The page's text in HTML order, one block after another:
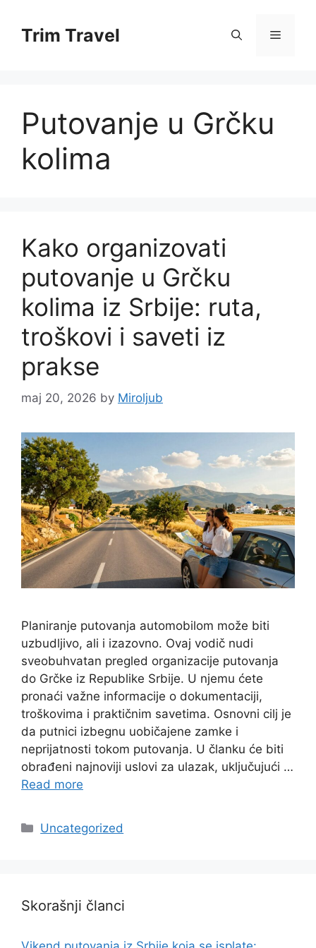
contentTrim Travel Menu
Putovanje u Grčku
kolima
Kako organizovati
putovanje u Grčku
kolima iz Srbije: ruta,
troškovi i saveti iz
prakse
maj 20, 2026 by Miroljub
Planiranje putovanja automobilom može biti
uzbudljivo, ali i izazovno. Ovaj vodič nudi
sveobuhvatan pregled organizacije putovanja
do Grčke iz Republike Srbije. U njemu ćete
pronaći važne informacije o dokumentaciji,
troškovima i praktičnim savetima. Osnovni cilj je
da putnici izbegnu uobičajene zamke i
neprijatnosti tokom putovanja. U članku će biti
obrađeni najnoviji uslovi za ulazak, uključujući …
Read more
Categories
Uncategorized
Skorašnji članci